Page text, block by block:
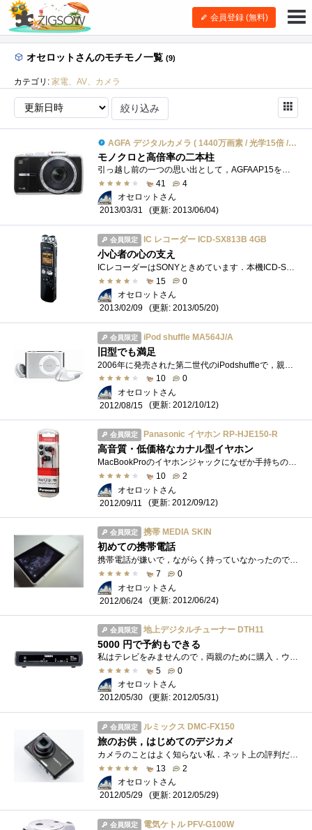
会員登録 (無料)
オセロットさんのモチモノ一覧 (9)
カテゴリ: 家電、AV、カメラ
絞り込み
AGFA デジタルカメラ ( 1440万画素 / 光学15倍 / ブラック ) AP15BK
モノクロと高倍率の二本柱
引っ越し前の一つの思い出として，AGFAAP15を片手に下宿周辺や大学キャンパスを散策しました．原則的に自動モードで撮影し，コンクリートの質感...
41
4
オセロットさん
2013/03/31
(更新: 2013/06/04)
会員限定 IC レコーダー ICD-SX813B 4GB
小心者の心の支え
ICレコーダーはSONYときめています．本機ICD-SX813は ICD-SX88の後継機のひとつ．ボスはゆっくりと話してくれるので問題ないのですが，専門用語に戸�...
15
0
オセロットさん
2013/02/09
(更新: 2013/05/20)
会員限定 iPod shuffle MA564J/A
旧型でも満足
10
0
オセロットさん
2012/08/15
(更新: 2012/10/12)
会員限定 Panasonic イヤホン RP-HJE150-R
高音質・低価格なカナル型イヤホン
MacBookProのイヤホンジャックになぜか手持ちのイヤホンがのきなみ挿さらず，困っていました．でも，たまたま帰省した弟のイヤホンRP-HJE150を試し�...
10
2
オセロットさん
2012/09/11
(更新: 2012/09/12)
会員限定 携帯 MEDIA SKIN
初めての携帯電話
携帯電話が嫌いで，ながらく持っていなかったのですが，周りに不便だと言われて，契約しました．選んだのは，MEDIASKINと名づけられた携帯電話�...
7
0
オセロットさん
2012/06/24
(更新: 2012/06/24)
会員限定 地上デジタルチューナー DTH11
5000 円で予約もできる
私はテレビをみませんので，両親のために購入．ウェブサイトをめぐり，たいへん評価の高いUnidenDTH11を選びました．利点は以下に集約されます．...
5
0
オセロットさん
2012/05/30
(更新: 2012/05/31)
会員限定 ルミックス DMC-FX150
旅のお供，はじめてのデジカメ
カメラのことはよく知らない私．ネット上の評判だけを頼りにLUMIXDMC-FX150を購入しました．有効画素数は1,470万画素．宝の持ち腐れと思えるほど機�...
13
2
オセロットさん
2012/05/29
(更新: 2012/05/29)
会員限定 電気ケトル PFV-G100W